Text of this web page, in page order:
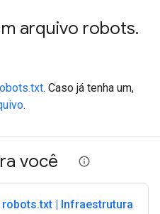
arquivo robots.
. Caso já tenha um,
.
você
| Infraestrutura